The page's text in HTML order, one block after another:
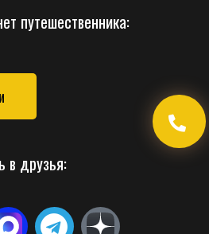
путешественника:
в друзья: